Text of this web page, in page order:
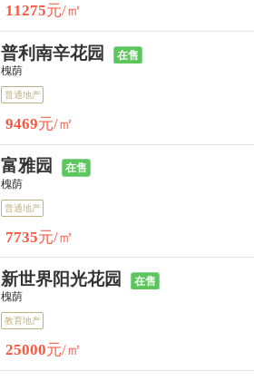
11275元/㎡
普利南辛花园
在售
槐荫
普通地产
9469元/㎡
富雅园
在售
槐荫
普通地产
7735元/㎡
新世界阳光花园
在售
槐荫
教育地产
25000元/㎡